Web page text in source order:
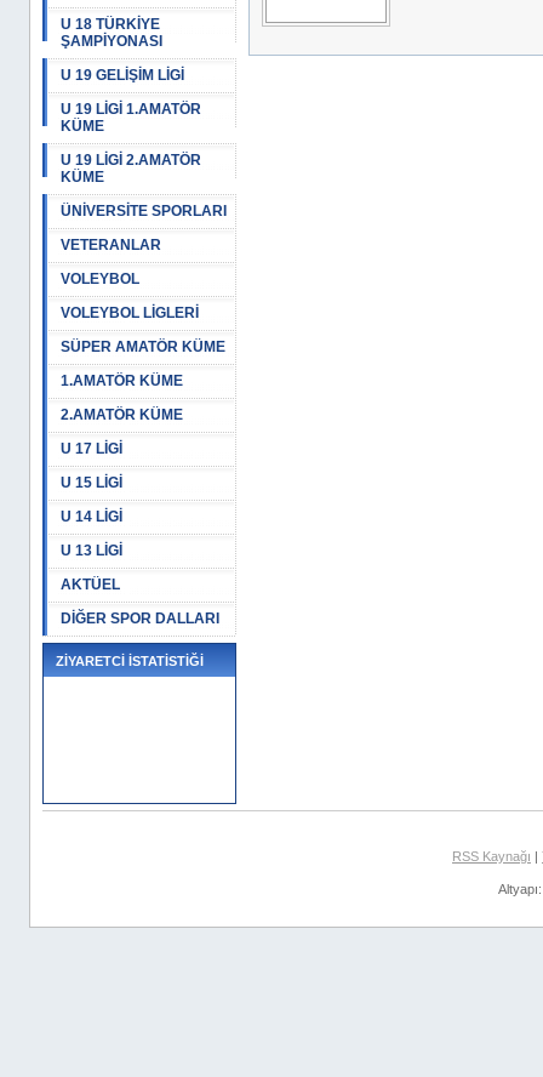
U 18 TÜRKİYE
ŞAMPİYONASI
U 19 GELİŞİM LİGİ
U 19 LİGİ 1.AMATÖR
KÜME
U 19 LİGİ 2.AMATÖR
KÜME
ÜNİVERSİTE SPORLARI
VETERANLAR
VOLEYBOL
VOLEYBOL LİGLERİ
SÜPER AMATÖR KÜME
1.AMATÖR KÜME
2.AMATÖR KÜME
U 17 LİGİ
U 15 LİGİ
U 14 LİGİ
U 13 LİGİ
AKTÜEL
DİĞER SPOR DALLARI
ZİYARETCİ İSTATİSTİĞİ
RSS Kaynağı |